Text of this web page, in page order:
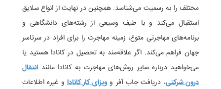
مختلف را به رسمیت می‌شناسد. همچنین در نهایت از انواع سلایق
استقبال می‌کند و با طیف وسیعی از رشته‌های دانشگاهی و
برنامه‌های مهاجرتی متوع، زمینه مهاجرت را برای افراد در سرتاسر
جهان فراهم می‌کند. اگر علاقه‌مند به تحصیل در کانادا هستید یا
می‌خواهید درباره سایر روش‌های مهاجرت به کانادا مانند انتقال
درون شرکتی، دریافت جاب آفر وویزای کار کاناداو غیره اطلاعات